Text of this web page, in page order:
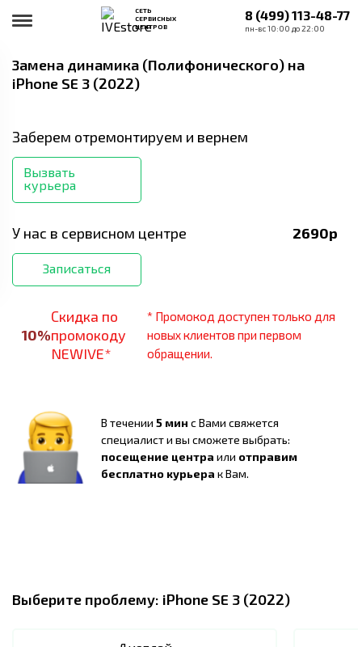
СЕТЬ
СЕРВИСНЫХ
ЦЕНТРОВ
8 (499) 113-48-77
пн-вс 10:00 до 22:00
Замена динамика (Полифонического) на
iPhone SE 3 (2022)
Заберем отремонтируем и вернем
Вызвать
курьера
У нас в сервисном центре 2690р
Записаться
10%
Скидка по
промокоду
NEWIVE*
* Промокод доступен только для
новых клиентов при первом
обращении.
В течении 5 мин с Вами свяжется
специалист и вы сможете выбрать:
посещение центра или отправим
бесплатно курьера к Вам.
Выберите проблему: iPhone SE 3 (2022)